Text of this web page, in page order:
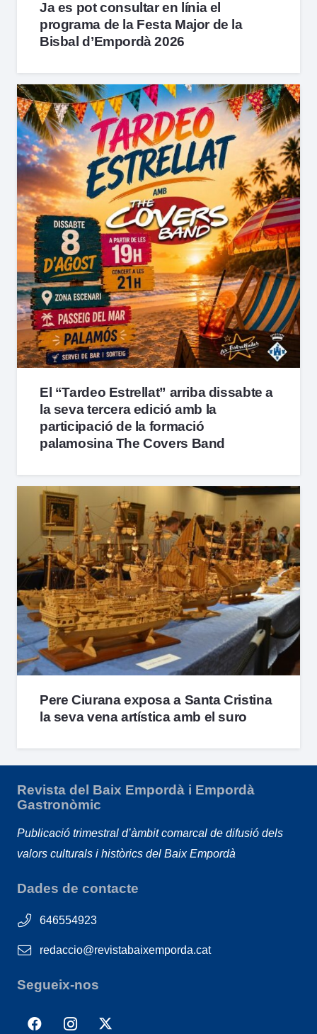
Ja es pot consultar en línia el
programa de la Festa Major de la
Bisbal d’Empordà 2026
El “Tardeo Estrellat” arriba dissabte a
la seva tercera edició amb la
participació de la formació
palamosina The Covers Band
Pere Ciurana exposa a Santa Cristina
la seva vena artística amb el suro
Revista del Baix Empordà i Empordà
Gastronòmic
Publicació trimestral d’àmbit comarcal de difusió dels
valors culturals i històrics del Baix Empordà
Dades de contacte
646554923
redaccio@revistabaixemporda.cat
Segueix-nos